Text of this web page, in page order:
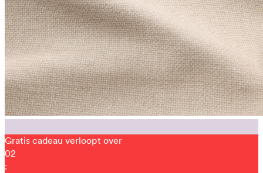
Gratis cadeau verloopt over
02
: